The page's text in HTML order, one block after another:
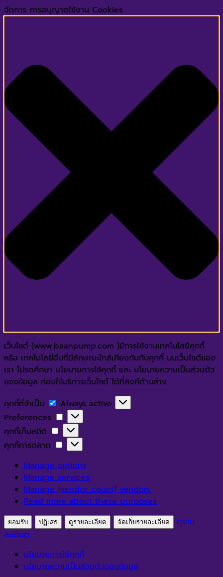
จัดการ การอนุญาตใช้งาน Cookies
เว็บไซต์ (www.baanpump.com )มีการใช้งานเทคโนโลยีคุกกี้
หรือ เทคโนโลยีอื่นที่มีลักษณะใกล้เคียงกันกับคุกกี้ บนเว็บไซต์ของ
เรา โปรดศึกษา นโยบายการใช้คุกกี้ และ นโยบายความเป็นส่วนตัว
ของข้อมูล ก่อนใช้บริการเว็บไซต์ ได้ที่ลิงค์ด้านล่าง
คุกกี้ที่จำเป็น
คุกกี้
ที่
จำเป็น
Always active
Preferences
Preferences
คุกกี้เก็บสถิติ
คุกกี้
เก็บ
สถิติ
คุกกี้การตลาด
คุกกี้
การ
ตลาด
Manage options
Manage services
Manage {vendor_count} vendors
Read more about these purposes
ยอมรับ ปฏิเสธ ดูรายละเอียด จัดเก็บรายละเอียด
ดูราย
ละเอียด
นโยบายการใช้คุกกี้
นโยบายความเป็นส่วนตัวของข้อมูล